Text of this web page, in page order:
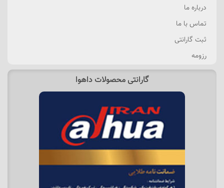
درباره ما
تماس با ما
ثبت گارانتی
رزومه
گارانتی محصولات داهوا